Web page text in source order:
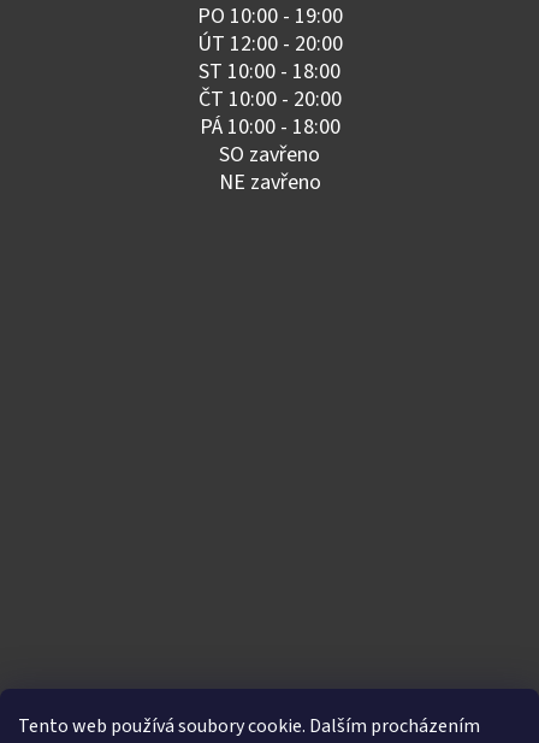
Tento web používá soubory cookie. Dalším procházením
PO 10:00 - 19:00
ÚT 12:00 - 20:00
ST 10:00 - 18:00
ČT 10:00 - 20:00
PÁ 10:00 - 18:00
SO zavřeno
NE zavřeno